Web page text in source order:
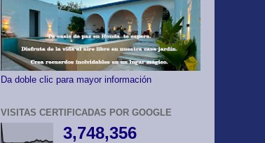
Da doble clic para mayor información
VISITAS CERTIFICADAS POR GOOGLE
3,748,356